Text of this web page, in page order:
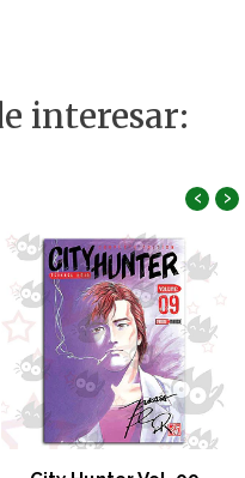
interesar:
‹ ›